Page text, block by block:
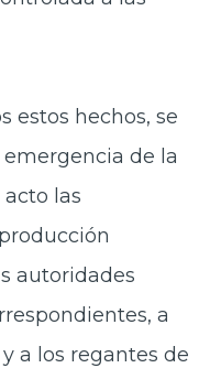
estos hechos, se
de la
las
autoridades
a
a los regantes de